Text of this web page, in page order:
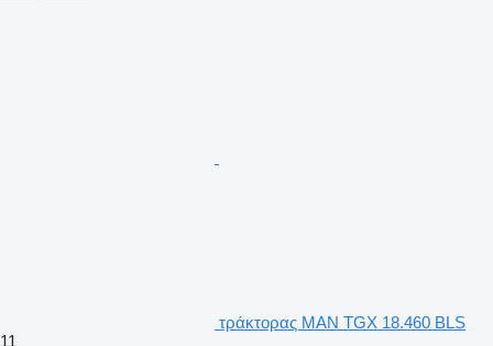
τράκτορας MAN TGX 18.460 BLS
11